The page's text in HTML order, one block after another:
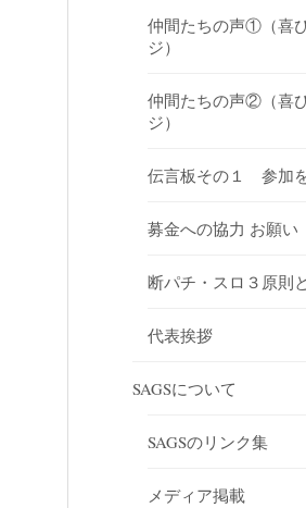
仲間たちの声①（喜
ジ）
仲間たちの声②（喜
ジ）
伝言板その１ 参加
募金への協力 お願い
断パチ・スロ３原則
代表挨拶
SAGSについて
SAGSのリンク集
メディア掲載